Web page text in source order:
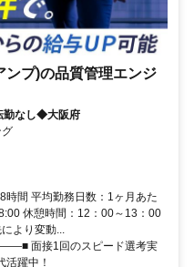
ンプ)の品質管理エンジ
勤なし◆大阪府
時間 平均勤務日数：1ヶ月あた
休憩時間：12：00～13：00
より変動...
接1回のスピード選考実
躍中！